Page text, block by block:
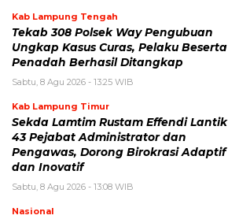
Kab Lampung Tengah
Tekab 308 Polsek Way Pengubuan
Ungkap Kasus Curas, Pelaku Beserta
Penadah Berhasil Ditangkap
Sabtu, 8 Agu 2026 - 13:25 WIB
Kab Lampung Timur
Sekda Lamtim Rustam Effendi Lantik
43 Pejabat Administrator dan
Pengawas, Dorong Birokrasi Adaptif
dan Inovatif
Sabtu, 8 Agu 2026 - 13:08 WIB
Nasional